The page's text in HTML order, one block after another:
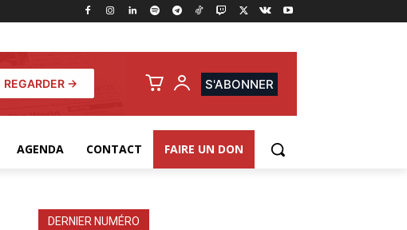
REGARDER → S'ABONNER
AGENDA CONTACT FAIRE UN DON
DERNIER NUMÉRO